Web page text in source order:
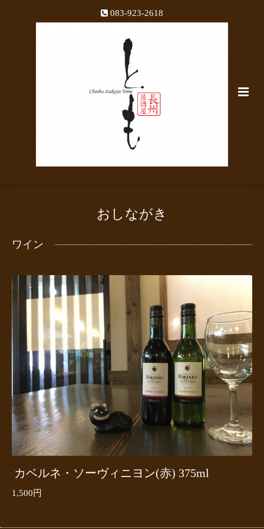
083-923-2618
おしながき
ワイン
カベルネ・ソーヴィニヨン(赤) 375ml
1,500円